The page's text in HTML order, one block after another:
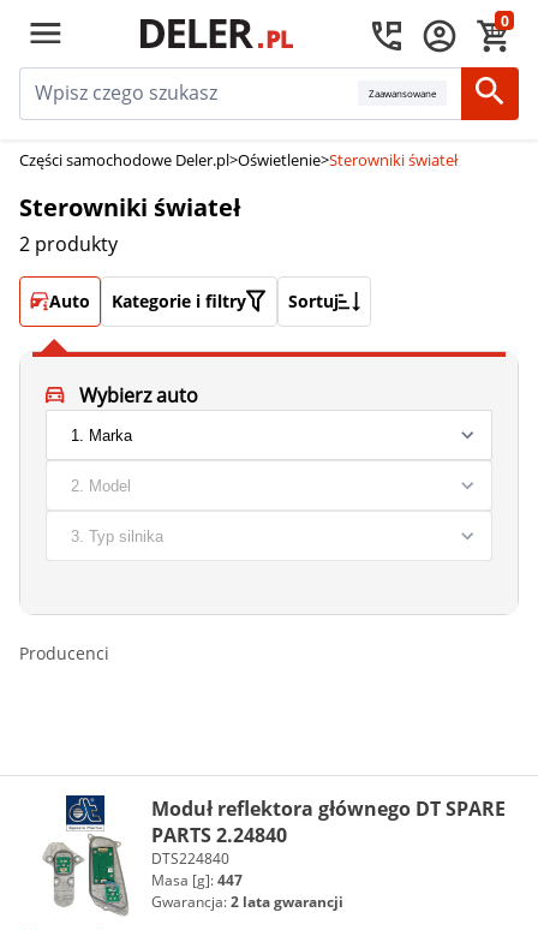
0
Zaawansowane
Części samochodowe Deler.pl>Oświetlenie>Sterowniki świateł
Sterowniki świateł
2 produkty
Auto Kategorie i filtry Sortuj
Wybierz auto
Producenci
Moduł reflektora głównego DT SPARE
PARTS 2.24840
DTS224840
Masa [g]:447
Gwarancja:2 lata gwarancji